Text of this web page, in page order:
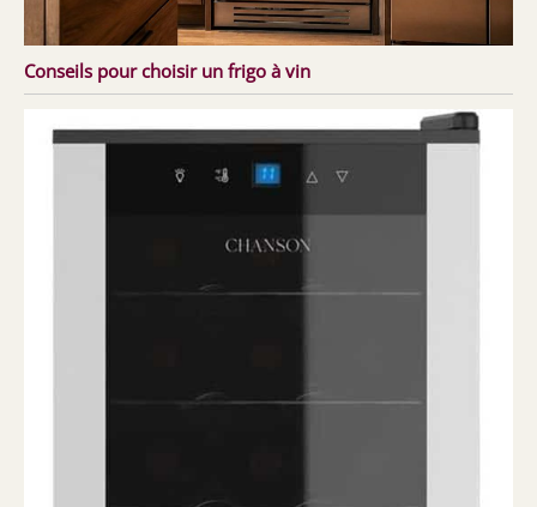
Conseils pour choisir un frigo à vin